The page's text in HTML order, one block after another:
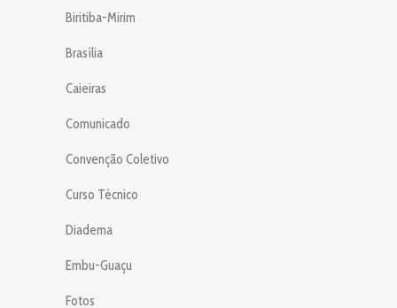
Biritiba-Mirim
Brasília
Caieiras
Comunicado
Convenção Coletivo
Curso Técnico
Diadema
Embu-Guaçu
Fotos